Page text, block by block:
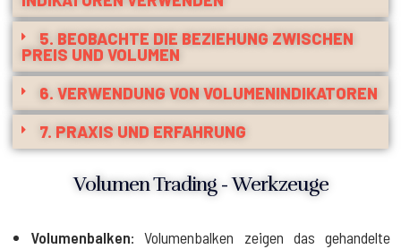
5. BEOBACHTE DIE BEZIEHUNG ZWISCHEN
PREIS UND VOLUMEN
6. VERWENDUNG VON VOLUMENINDIKATOREN
7. PRAXIS UND ERFAHRUNG
Volumen Trading - Werkzeuge
Volumenbalken: Volumenbalken zeigen das gehandelte